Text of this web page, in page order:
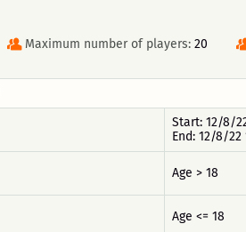
Maximum number of players: 20
Start: 12/8/
End: 12/8/22
Age > 18
Age <= 18